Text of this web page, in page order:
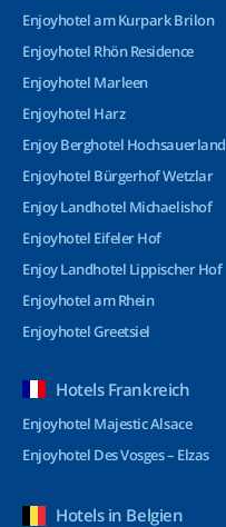
Enjoyhotel am Kurpark Brilon
Enjoyhotel Rhön Residence
Enjoyhotel Marleen
Enjoyhotel Harz
Enjoy Berghotel Hochsauerland
Enjoyhotel Bürgerhof Wetzlar
Enjoy Landhotel Michaelishof
Enjoyhotel Eifeler Hof
Enjoy Landhotel Lippischer Hof
Enjoyhotel am Rhein
Enjoyhotel Greetsiel
Hotels Frankreich
Enjoyhotel Majestic Alsace
Enjoyhotel Des Vosges – Elzas
Hotels in Belgien